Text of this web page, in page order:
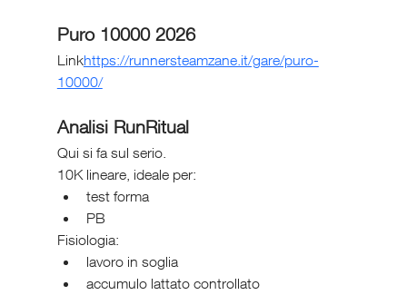
Puro 10000 2026
Linkhttps://runnersteamzane.it/gare/puro-
10000/
Analisi RunRitual
Qui si fa sul serio.
10K lineare, ideale per:
test forma
PB
Fisiologia:
lavoro in soglia
accumulo lattato controllato